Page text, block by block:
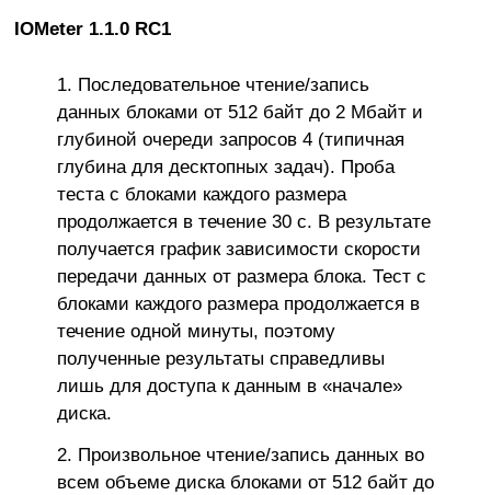
IOMeter 1.1.0 RC1
Последовательное чтение/запись
данных блоками от 512 байт до 2 Мбайт и
глубиной очереди запросов 4 (типичная
глубина для десктопных задач). Проба
теста с блоками каждого размера
продолжается в течение 30 с. В результате
получается график зависимости скорости
передачи данных от размера блока. Тест с
блоками каждого размера продолжается в
течение одной минуты, поэтому
полученные результаты справедливы
лишь для доступа к данным в «начале»
диска.
Произвольное чтение/запись данных во
всем объеме диска блоками от 512 байт до